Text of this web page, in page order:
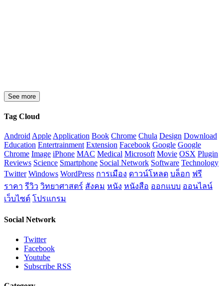
See more
Tag Cloud
Android Apple Application Book Chrome Chula Design Download
Education Entertrainment Extension Facebook Google Google
Chrome Image iPhone MAC Medical Microsoft Movie OSX Plugin
Reviews Science Smartphone Social Network Software Technology
Twitter Windows WordPress การเมือง ดาวน์โหลด บล็อก ฟรี
ราคา รีวิว วิทยาศาสตร์ สังคม หนัง หนังสือ ออกแบบ ออนไลน์
เว็บไซต์ โปรแกรม
Social Network
Twitter
Facebook
Youtube
Subscribe RSS